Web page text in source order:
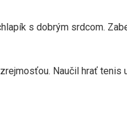
s dobrým srdcom.
Naučil hrať